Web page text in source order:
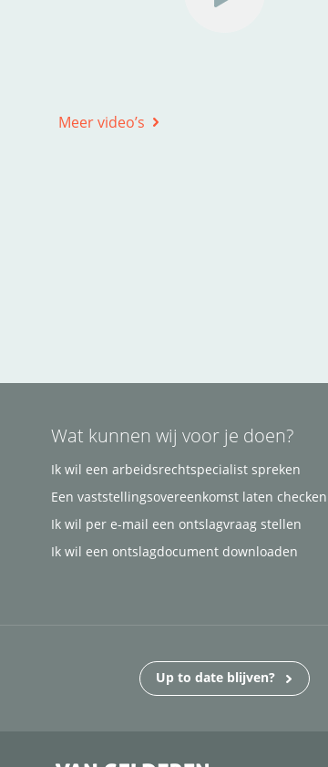
Meer video’s
Wat kunnen wij voor je doen?
Ik wil een arbeidsrechtspecialist spreken
Een vaststellingsovereenkomst laten checken
Ik wil per e-mail een ontslagvraag stellen
Ik wil een ontslagdocument downloaden
Up to date blijven?